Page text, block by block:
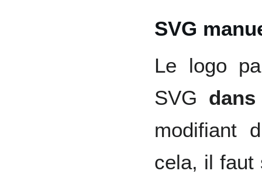
SVG
Le logo
SVG
modifiant
cela, il faut